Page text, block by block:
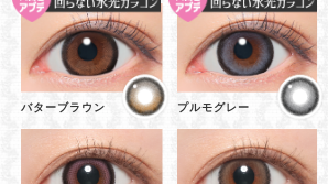
バターブラウン プルモグレー